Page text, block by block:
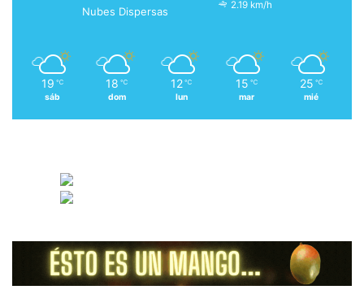
Nubes Dispersas
2.19 km/h
19 ℃
sáb
18 ℃
dom
12 ℃
lun
15 ℃
mar
25 ℃
mié